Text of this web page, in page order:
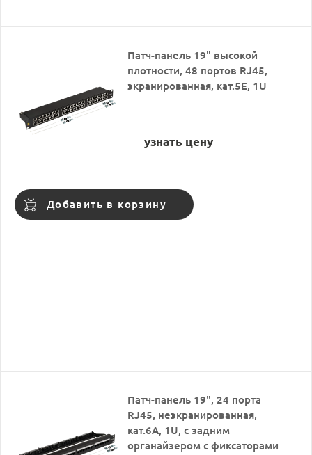
Патч-панель 19" высокой
плотности, 48 портов RJ45,
экранированная, кат.5E, 1U
узнать цену
Добавить в корзину
Патч-панель 19", 24 порта
RJ45, неэкранированная,
кат.6A, 1U, с задним
органайзером с фиксаторами